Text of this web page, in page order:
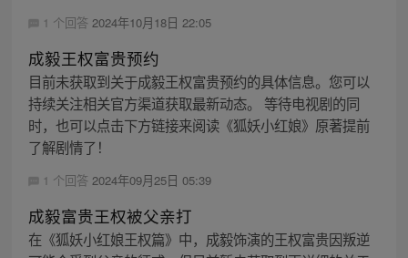
1 个回答 2024年10月18日 22:05
成毅王权富贵预约
目前未获取到关于成毅王权富贵预约的具体信息。您可以
持续关注相关官方渠道获取最新动态。 等待电视剧的同
时，也可以点击下方链接来阅读《狐妖小红娘》原著提前
了解剧情了！
1 个回答 2024年09月25日 05:39
成毅富贵王权被父亲打
在《狐妖小红娘王权篇》中，成毅饰演的王权富贵因叛逆